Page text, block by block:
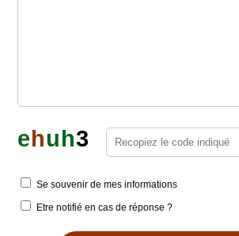
ehuh3
Se souvenir de mes informations
Etre notifié en cas de réponse ?